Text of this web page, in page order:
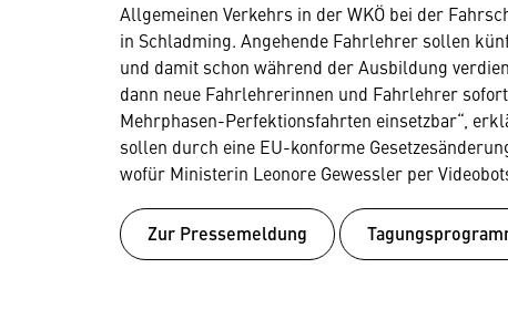
Allgemeinen Verkehrs in der WKÖ bei der
in Schladming. Angehende Fahrlehrer sollen
und damit schon während der Ausbildung
dann neue Fahrlehrerinnen und Fahrlehrer
Mehrphasen-Perfektionsfahrten einsetzbar“,
sollen durch eine EU-konforme
wofür Ministerin Leonore Gewessler per
Zur Pressemeldung